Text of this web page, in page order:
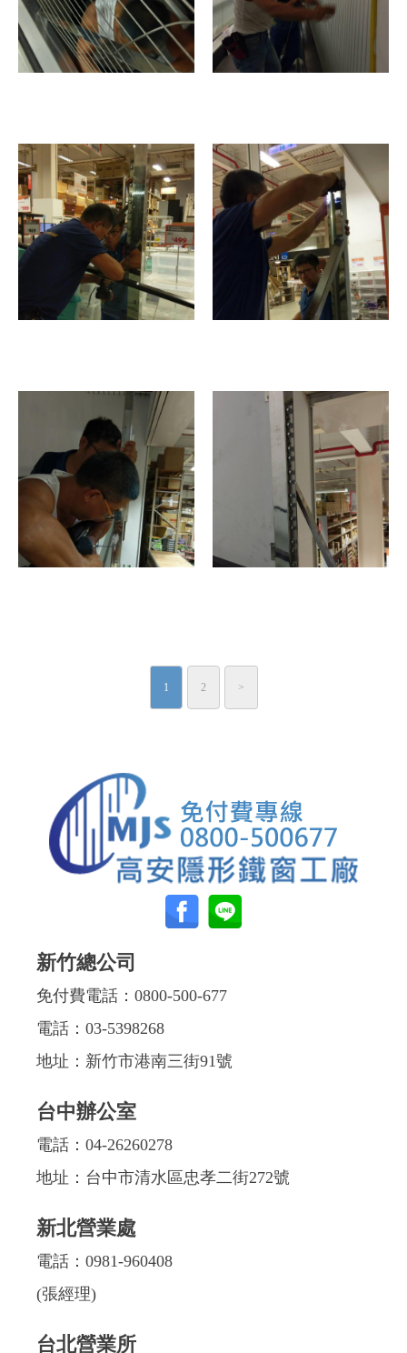
1 2 >
新竹總公司
免付費電話： 0800-500-677
電話： 03-5398268
地址：新竹市港南三街91號
台中辦公室
電話： 04-26260278
地址：台中市清水區忠孝二街272號
新北營業處
電話： 0981-960408
(張經理)
台北營業所